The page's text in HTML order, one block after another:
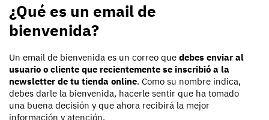
¿Qué es un email de
bienvenida?
Un email de bienvenida es un correo que debes enviar al
usuario o cliente que recientemente se inscribió a la
newsletter de tu tienda online. Como su nombre indica,
debes darle la bienvenida, hacerle sentir que ha tomado
una buena decisión y que ahora recibirá la mejor
información y atención.